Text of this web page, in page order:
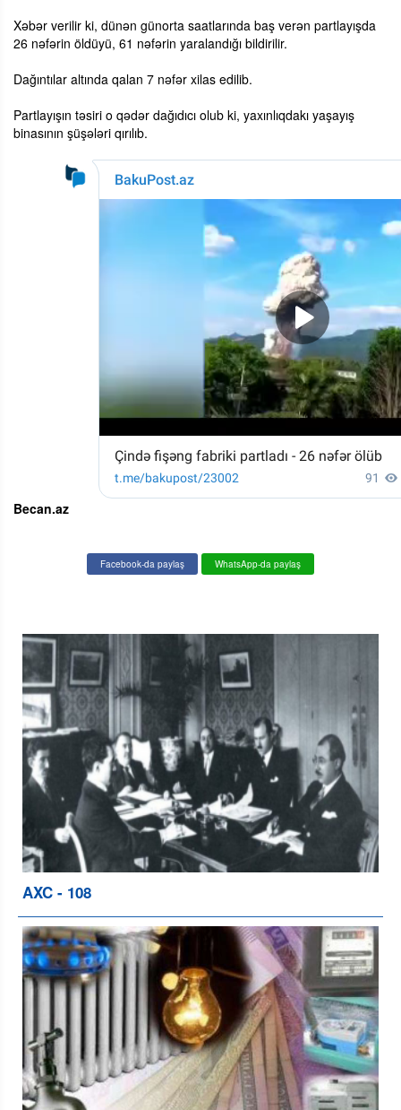
Xəbər verilir ki, dünən günorta saatlarında baş verən partlayışda
26 nəfərin öldüyü, 61 nəfərin yaralandığı bildirilir.
Dağıntılar altında qalan 7 nəfər xilas edilib.
Partlayışın təsiri o qədər dağıdıcı olub ki, yaxınlıqdakı yaşayış
binasının şüşələri qırılıb.
Becan.az
Facebook-da paylaş WhatsApp-da paylaş
AXC - 108